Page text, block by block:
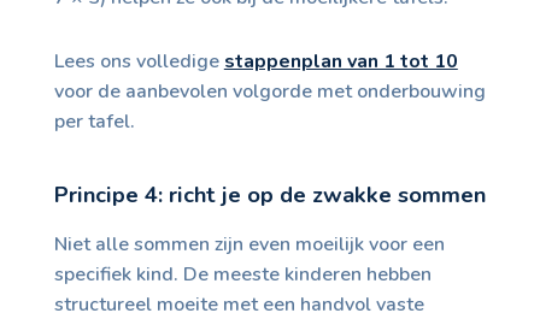
Lees ons volledige stappenplan van 1 tot 10
voor de aanbevolen volgorde met onderbouwing
per tafel.
Principe 4: richt je op de zwakke sommen
Niet alle sommen zijn even moeilijk voor een
specifiek kind. De meeste kinderen hebben
structureel moeite met een handvol vaste